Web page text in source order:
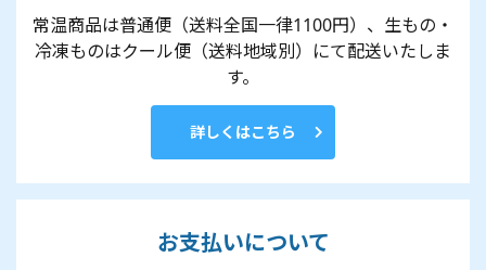
常温商品は普通便（送料全国一律1100円）、生もの・
冷凍ものはクール便（送料地域別）にて配送いたしま
す。
詳しくはこちら
お支払いについて